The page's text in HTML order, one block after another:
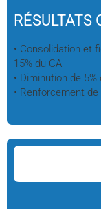
RÉSULTATS
• Consolidation et
15% du CA
• Diminution de
• Renforcement